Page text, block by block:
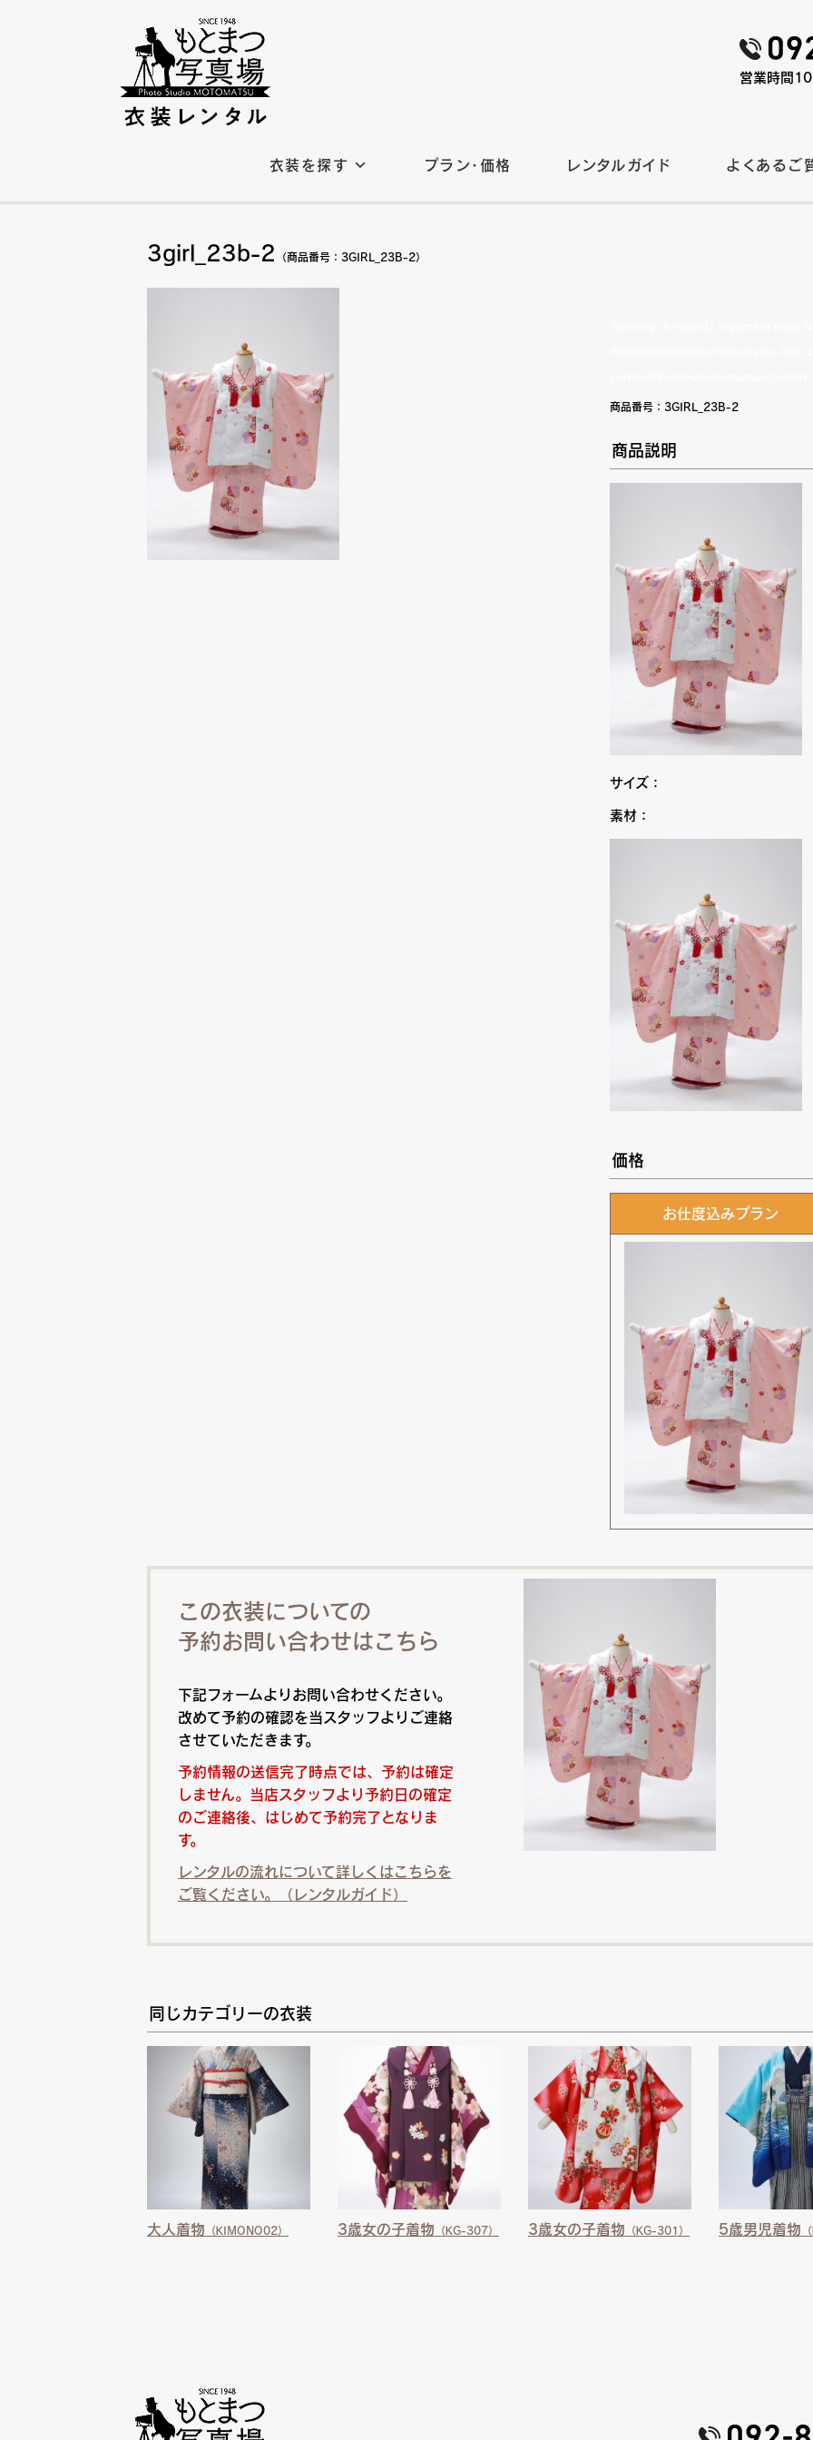
営業時間
衣装を探す プラン・価格 レンタルガイド よくあるご
3girl_23b-2 （商品番号：3GIRL_23B-2）
商品番号： 3GIRL_23B-2
商品説明
サイズ：
素材：
価格
お仕度込みプラン
この衣装についての
予約お問い合わせはこちら
下記フォームよりお問い合わせください。
改めて予約の確認を当スタッフよりご連絡
させていただきます。
予約情報の送信完了時点では、予約は確定
しません。当店スタッフより予約日の確定
のご連絡後、はじめて予約完了となりま
す。
レンタルの流れについて詳しくはこちらを
ご覧ください。（レンタルガイド）
同じカテゴリーの衣装
大人着物 （KIMONO02） 3歳女の子着物 （KG-307） 3歳女の子着物 （KG-301） 5歳男児着物